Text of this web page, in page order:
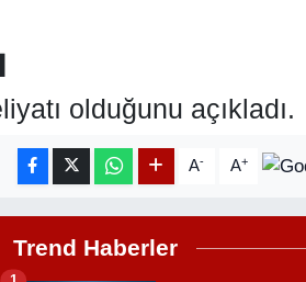
olduğunu açıkladı.
A- A+
Trend Haberler